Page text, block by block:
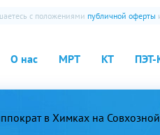
О нас МРТ КТ ПЭТ-
с положениями публичной оферты
в Химках на